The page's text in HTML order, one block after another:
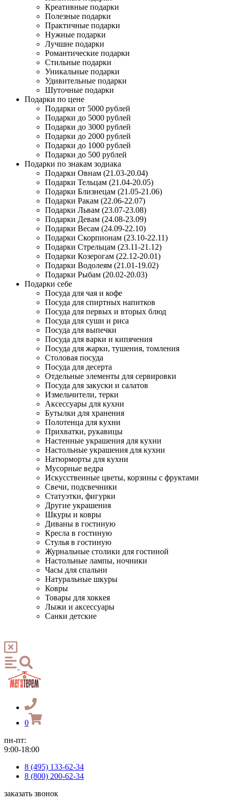
Креативные подарки
Полезные подарки
Практичные подарки
Нужные подарки
Лучшие подарки
Романтические подарки
Стильные подарки
Уникальные подарки
Удивительные подарки
Шуточные подарки
Подарки по цене
Подарки от 5000 рублей
Подарки до 5000 рублей
Подарки до 3000 рублей
Подарки до 2000 рублей
Подарки до 1000 рублей
Подарки до 500 рублей
Подарки по знакам зодиака
Подарки Овнам (21.03-20.04)
Подарки Тельцам (21.04-20.05)
Подарки Близнецам (21.05-21.06)
Подарки Ракам (22.06-22.07)
Подарки Львам (23.07-23.08)
Подарки Девам (24.08-23.09)
Подарки Весам (24.09-22.10)
Подарки Скорпионам (23.10-22.11)
Подарки Стрельцам (23.11-21.12)
Подарки Козерогам (22.12-20.01)
Подарки Водолеям (21.01-19.02)
Подарки Рыбам (20.02-20.03)
Подарки себе
Посуда для чая и кофе
Посуда для спиртных напитков
Посуда для первых и вторых блюд
Посуда для суши и риса
Посуда для выпечки
Посуда для варки и кипячения
Посуда для жарки, тушения, томления
Столовая посуда
Посуда для десерта
Отдельные элементы для сервировки
Посуда для закуски и салатов
Измельчители, терки
Аксессуары для кухни
Бутылки для хранения
Полотенца для кухни
Прихватки, рукавицы
Настенные украшения для кухни
Настольные украшения для кухни
Натюрморты для кухни
Мусорные ведра
Искусственные цветы, корзины с фруктами
Свечи, подсвечники
Статуэтки, фигурки
Другие украшения
Шкуры и ковры
Диваны в гостиную
Кресла в гостиную
Стулья в гостиную
Журнальные столики для гостиной
Настольные лампы, ночники
Часы для спальни
Натуральные шкуры
Ковры
Товары для хоккея
Лыжи и аксессуары
Санки детские
0
пн-пт:
9:00-18:00
8 (495) 133-62-34
8 (800) 200-62-34
заказать звонок